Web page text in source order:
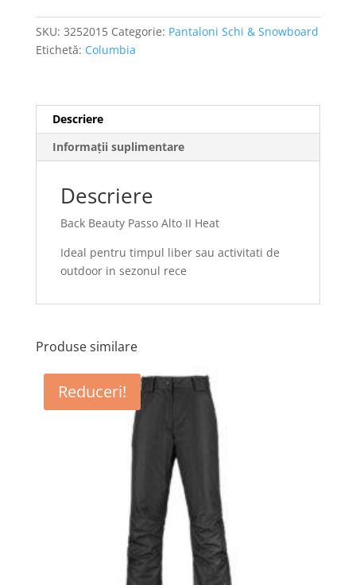
SKU: 3252015 Categorie: Pantaloni Schi & Snowboard
Etichetă: Columbia
Descriere
Informații suplimentare
Descriere
Back Beauty Passo Alto II Heat
Ideal pentru timpul liber sau activitati de
outdoor in sezonul rece
Produse similare
Reduceri!